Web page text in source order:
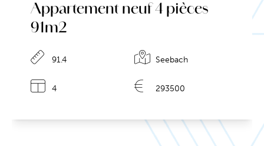
Appartement neuf 4 pièces
91m2
91.4 Seebach
4 293500